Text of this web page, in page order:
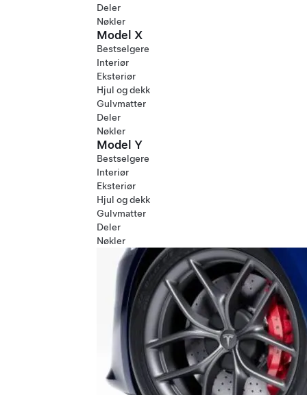
Deler
Nøkler
Model X
Bestselgere
Interiør
Eksteriør
Hjul og dekk
Gulvmatter
Deler
Nøkler
Model Y
Bestselgere
Interiør
Eksteriør
Hjul og dekk
Gulvmatter
Deler
Nøkler